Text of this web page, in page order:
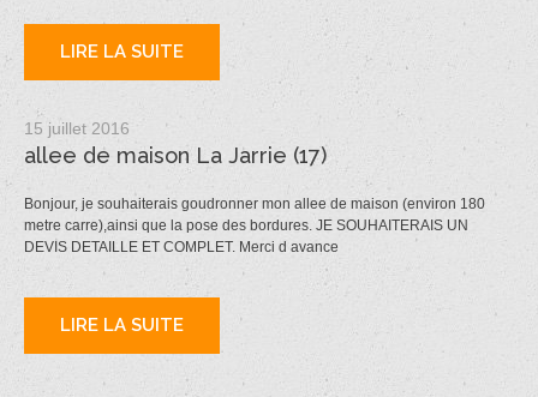
LIRE LA SUITE
15 juillet 2016
allee de maison La Jarrie (17)
Bonjour, je souhaiterais goudronner mon allee de maison (environ 180
metre carre),ainsi que la pose des bordures. JE SOUHAITERAIS UN
DEVIS DETAILLE ET COMPLET. Merci d avance
LIRE LA SUITE